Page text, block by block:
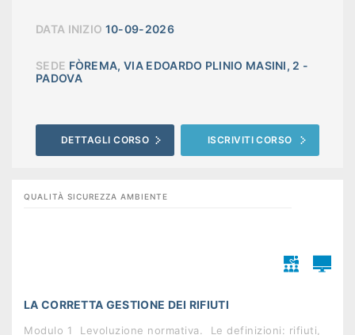
DATA INIZIO 10-09-2026
SEDE FÒREMA, VIA EDOARDO PLINIO MASINI, 2 -
PADOVA
DETTAGLI CORSO ISCRIVITI CORSO
QUALITÀ SICUREZZA AMBIENTE
LA CORRETTA GESTIONE DEI RIFIUTI
Modulo 1  Levoluzione normativa.  Le definizioni: rifiuti,